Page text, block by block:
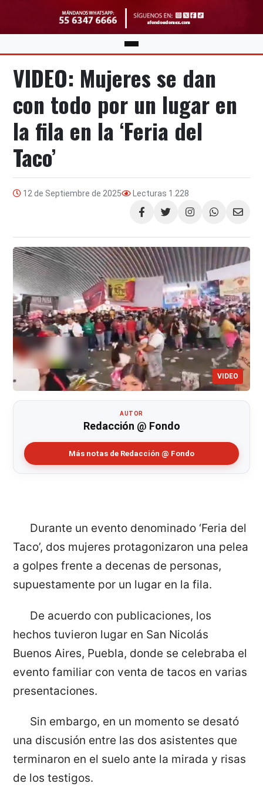
VIDEO: Mujeres se dan
con todo por un lugar en
la fila en la ‘Feria del
Taco’
12 de Septiembre de 2025 Lecturas 1.228
Compartir
VIDEO
AUTOR
Redacción @ Fondo
Más notas de Redacción @ Fondo
Durante un evento denominado ‘Feria del
Taco’, dos mujeres protagonizaron una pelea
a golpes frente a decenas de personas,
supuestamente por un lugar en la fila.
De acuerdo con publicaciones, los
hechos tuvieron lugar en San Nicolás
Buenos Aires, Puebla, donde se celebraba el
evento familiar con venta de tacos en varias
presentaciones.
Sin embargo, en un momento se desató
una discusión entre las dos asistentes que
terminaron en el suelo ante la mirada y risas
de los testigos.